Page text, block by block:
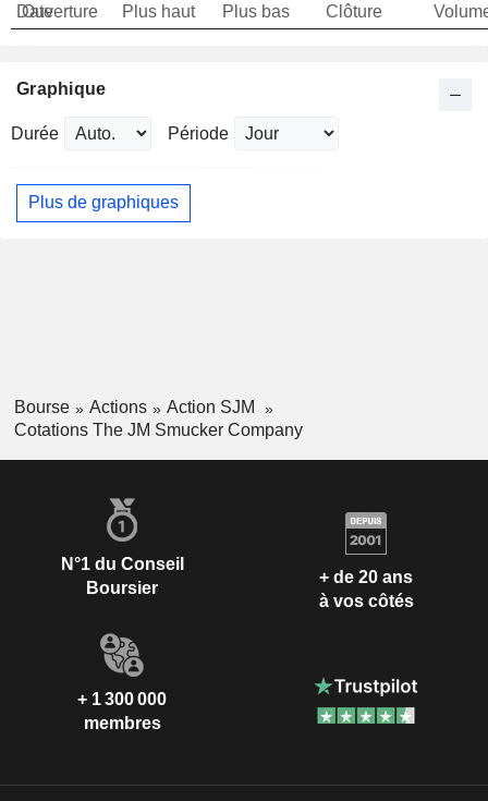
Date
Ouverture Plus haut Plus bas Clôture
Graphique
Durée Période
Plus de graphiques
Bourse Actions
Action SJM
Cotations The JM Smucker Company
N°1 du Conseil
Boursier
+ de 20 ans
à vos côtés
+ 1 300 000
membres